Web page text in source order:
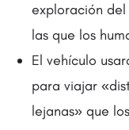
exploración del
las que los
El vehículo
para viajar
lejanas» que